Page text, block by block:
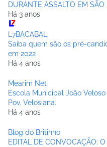
DURANTE ASSALTO EM SÃO
Há 3 anos
L7BACABAL
Saiba quem são os pré-
em 2022
Há 4 anos
Mearim Net
Escola Municipal João
Pov. Velosiana.
Há 4 anos
Blog do Britinho
EDITAL DE CONVOCAÇÃO: